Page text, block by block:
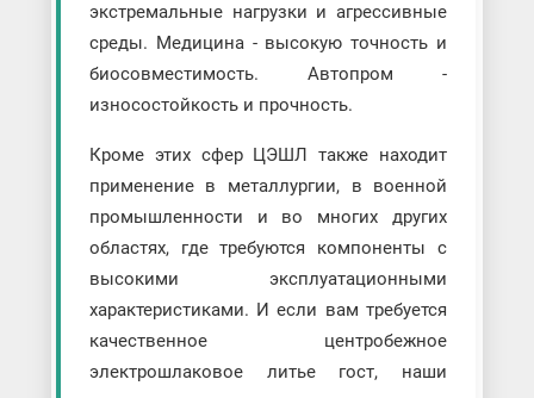
экстремальные нагрузки и агрессивные
среды. Медицина - высокую точность и
биосовместимость. Автопром -
износостойкость и прочность.
Кроме этих сфер ЦЭШЛ также находит
применение в металлургии, в военной
промышленности и во многих других
областях, где требуются компоненты с
высокими эксплуатационными
характеристиками. И если вам требуется
качественное центробежное
электрошлаковое литье гост, наши